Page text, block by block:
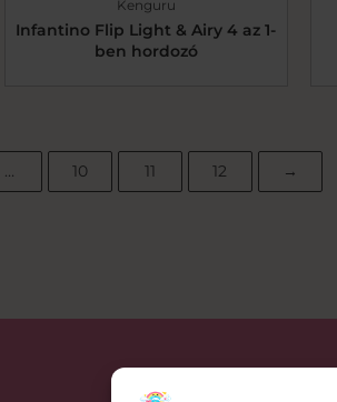
Kenguru
Infantino Flip Light & Airy 4 az 1-
ben hordozó
… 10 11 12 →